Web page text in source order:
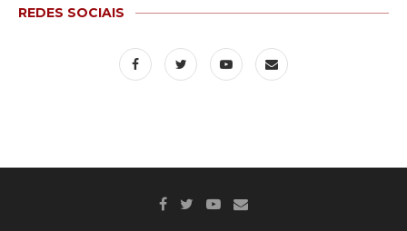
REDES SOCIAIS